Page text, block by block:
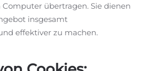
übertragen. Sie dienen
insgesamt
effektiver zu machen.